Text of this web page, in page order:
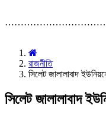
রাজনীতি
সিলেট জালালাবাদ
সিলেট জালালাবাদ